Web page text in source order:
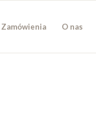
Zamówienia O nas